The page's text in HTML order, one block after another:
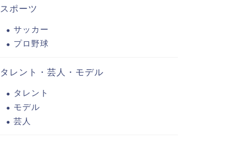
スポーツ
サッカー
プロ野球
タレント・芸人・モデル
タレント
モデル
芸人